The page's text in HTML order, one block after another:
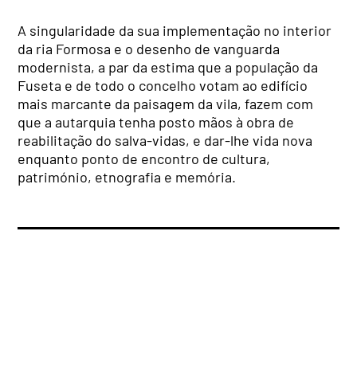
A singularidade da sua implementação no interior
da ria Formosa e o desenho de vanguarda
modernista, a par da estima que a população da
Fuseta e de todo o concelho votam ao edifício
mais marcante da paisagem da vila, fazem com
que a autarquia tenha posto mãos à obra de
reabilitação do salva-vidas, e dar-lhe vida nova
enquanto ponto de encontro de cultura,
património, etnografia e memória.